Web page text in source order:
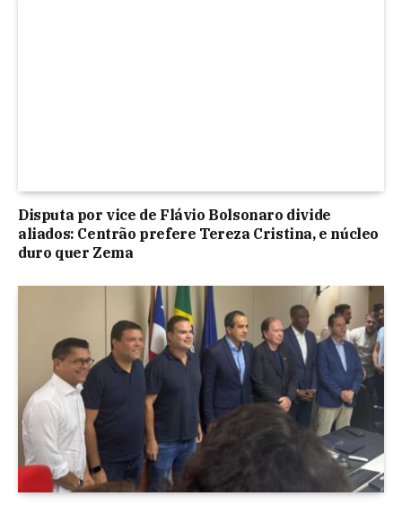
Disputa por vice de Flávio Bolsonaro divide
aliados: Centrão prefere Tereza Cristina, e núcleo
duro quer Zema